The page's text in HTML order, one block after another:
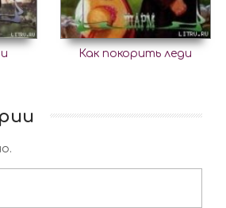
Как покорить леди